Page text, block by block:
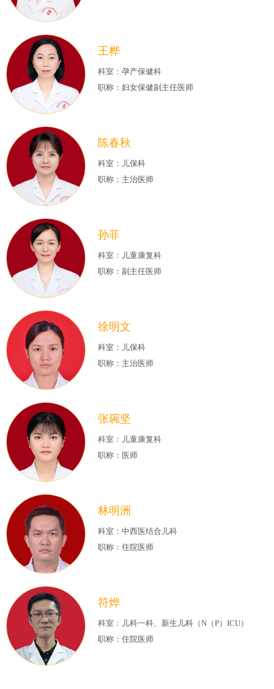
王桦
科室：孕产保健科
职称：妇女保健副主任医师
陈春秋
科室：儿保科
职称：主治医师
孙菲
科室：儿童康复科
职称：副主任医师
徐明文
科室：儿保科
职称：主治医师
张琬坚
科室：儿童康复科
职称：医师
林明洲
科室：中西医结合儿科
职称：住院医师
符烨
科室：儿科一科、新生儿科（N（P）ICU）
职称：住院医师